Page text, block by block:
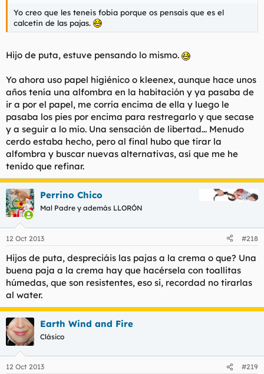
Yo creo que les teneis fobia porque os pensais que es el
calcetin de las pajas.
Hijo de puta, estuve pensando lo mismo.
Yo ahora uso papel higiénico o kleenex, aunque hace unos
años tenía una alfombra en la habitación y ya pasaba de
ir a por el papel, me corría encima de ella y luego le
pasaba los pies por encima para restregarlo y que secase
y a seguir a lo mío. Una sensación de libertad... Menudo
cerdo estaba hecho, pero al final hubo que tirar la
alfombra y buscar nuevas alternativas, así que me he
tenido que refinar.
Perrino Chico
Mal Padre y además LLORÓN
12 Oct 2013 #218
Hijos de puta, despreciáis las pajas a la crema o que? Una
buena paja a la crema hay que hacérsela con toallitas
húmedas, que son resistentes, eso si, recordad no tirarlas
al water.
Earth Wind and Fire
Clásico
12 Oct 2013 #219